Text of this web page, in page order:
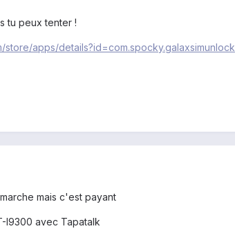
tu peux tenter !
store/apps/details?id=com.spocky.galaxsimunlock
mais c'est payant
I9300 avec Tapatalk